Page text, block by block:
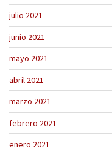
julio 2021
junio 2021
mayo 2021
abril 2021
marzo 2021
febrero 2021
enero 2021